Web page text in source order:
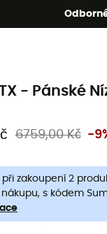
- Pánské
6759,00 Kč -
při zakoupení 2
s kódem